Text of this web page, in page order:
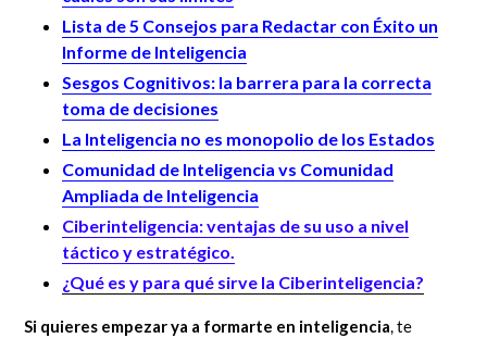
Lista de 5 Consejos para Redactar con Éxito un
Informe de Inteligencia
Sesgos Cognitivos: la barrera para la correcta
toma de decisiones
La Inteligencia no es monopolio de los Estados
Comunidad de Inteligencia vs Comunidad
Ampliada de Inteligencia
Ciberinteligencia: ventajas de su uso a nivel
táctico y estratégico.
¿Qué es y para qué sirve la Ciberinteligencia?
Si quieres empezar ya a formarte en inteligencia, te